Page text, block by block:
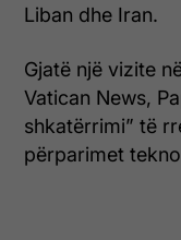
Liban dhe Iran.
Gjatë një vizite
Vatican News,
shkatërrimi” të
përparimet